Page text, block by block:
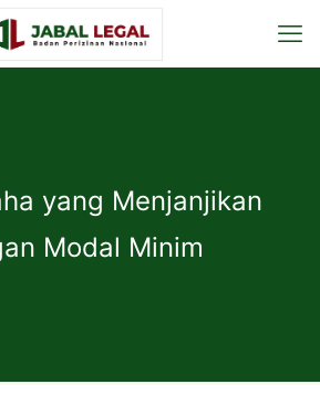
yang Menjanjikan
Modal Minim